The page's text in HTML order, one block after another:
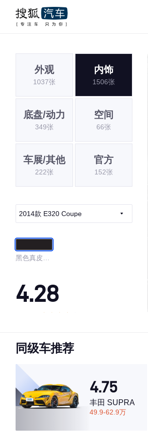
外观
1037张
内饰
1506张
底盘/动力
349张
空间
66张
车展/其他
222张
官方
152张
2014款 E320 Coupe
黑色真皮内
4.28
·内饰表现较为优秀，优于100%同级车
·空间表现较为优秀，优于89%同级车
同级车推荐
4.75
丰田 SUPRA
49.9-62.9万